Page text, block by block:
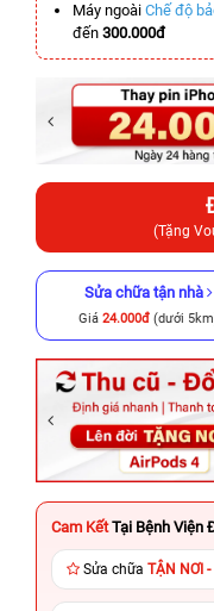
Máy ngoài Chế độ
đến 300.000đ
(Tặng
Sửa chữa tận nhà
Giá 24.000đ(dưới
Cam Kết Tại Bệnh Viện
Sửa chữa TẬN NƠI -